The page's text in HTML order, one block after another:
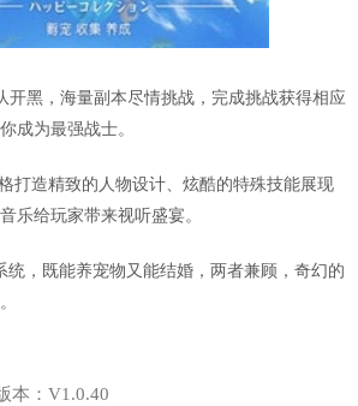
开黑，海量副本尽情挑战，完成挑战获得相应
成为最强战士。
打造精致的人物设计、炫酷的特殊技能展现
乐给玩家带来视听盛宴。
统，既能养宠物又能结婚，两者兼顾，奇幻的
本：V1.0.40